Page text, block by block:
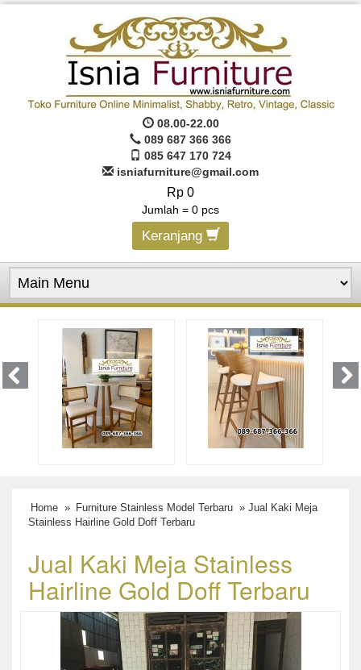
08.00-22.00
089 687 366 366
085 647 170 724
isniafurniture@gmail.com
Rp 0
Jumlah = 0 pcs
Keranjang
Home » Furniture Stainless Model Terbaru » Jual Kaki Meja
Stainless Hairline Gold Doff Terbaru
Jual Kaki Meja Stainless
Hairline Gold Doff Terbaru